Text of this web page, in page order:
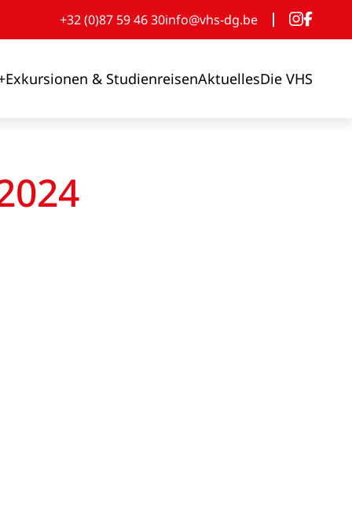
+32 (0)87 59 46 30info@vhs-dg.be
Exkursionen & StudienreisenAktuellesDie VHS